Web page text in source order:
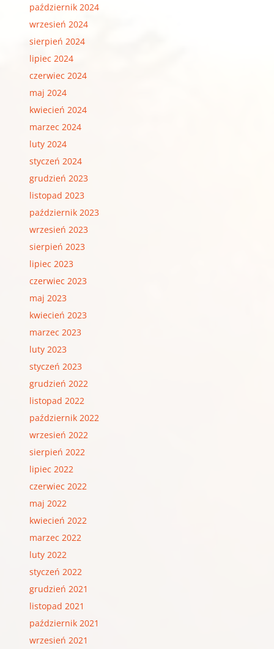
październik 2024
wrzesień 2024
sierpień 2024
lipiec 2024
czerwiec 2024
maj 2024
kwiecień 2024
marzec 2024
luty 2024
styczeń 2024
grudzień 2023
listopad 2023
październik 2023
wrzesień 2023
sierpień 2023
lipiec 2023
czerwiec 2023
maj 2023
kwiecień 2023
marzec 2023
luty 2023
styczeń 2023
grudzień 2022
listopad 2022
październik 2022
wrzesień 2022
sierpień 2022
lipiec 2022
czerwiec 2022
maj 2022
kwiecień 2022
marzec 2022
luty 2022
styczeń 2022
grudzień 2021
listopad 2021
październik 2021
wrzesień 2021